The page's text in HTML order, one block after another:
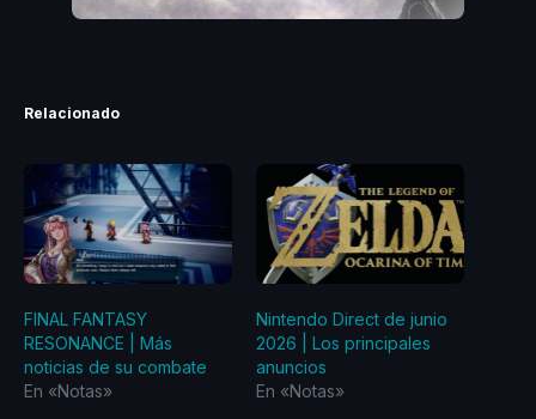
Relacionado
FINAL FANTASY
RESONANCE | Más
noticias de su combate
En «Notas»
Nintendo Direct de junio
2026 | Los principales
anuncios
En «Notas»